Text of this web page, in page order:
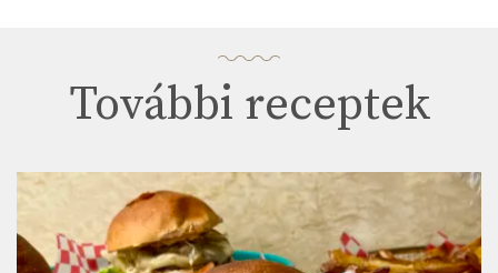
További receptek